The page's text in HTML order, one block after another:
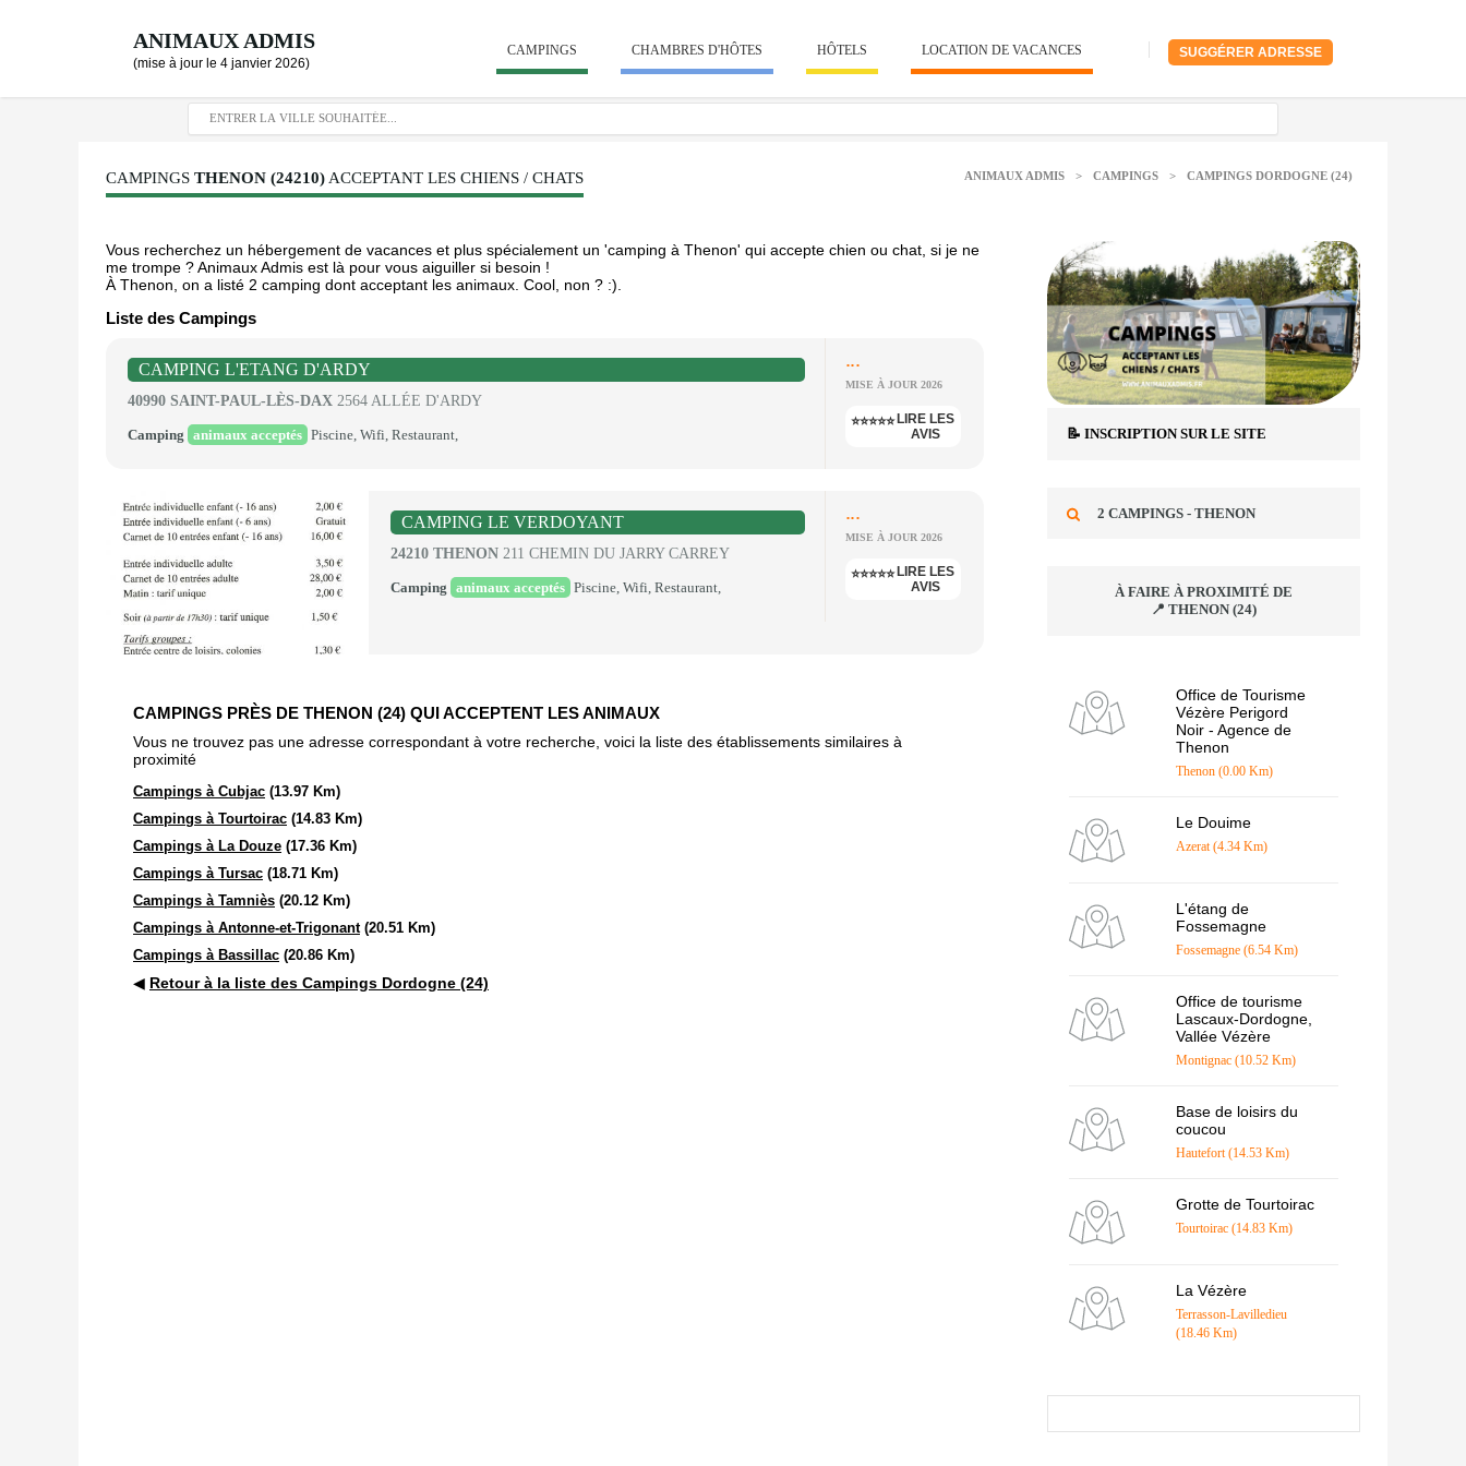
ANIMAUX ADMIS
(mise à jour le 4 janvier 2026)
SUGGÉRER ADRESSE
CAMPINGS CHAMBRES D'HÔTES HÔTELS LOCATION DE VACANCES
CAMPINGS THENON (24210) ACCEPTANT LES CHIENS / CHATS ANIMAUX ADMIS > CAMPINGS > CAMPINGS DORDOGNE (24)
Vous recherchez un hébergement de vacances et plus spécialement un 'camping à Thenon' qui accepte chien ou chat, si je ne
me trompe ? Animaux Admis est là pour vous aiguiller si besoin !
À Thenon, on a listé 2 camping dont acceptant les animaux. Cool, non ? :).
Liste des Campings
CAMPING L'ETANG D'ARDY
40990 SAINT-PAUL-LÈS-DAX 2564 ALLÉE D'ARDY
Camping animaux acceptés Piscine, Wifi, Restaurant,
...
MISE À JOUR 2026
⭐⭐⭐⭐⭐ LIRE LES
AVIS
CAMPING LE VERDOYANT
24210 THENON 211 CHEMIN DU JARRY CARREY
Camping animaux acceptés Piscine, Wifi, Restaurant,
...
MISE À JOUR 2026
⭐⭐⭐⭐⭐ LIRE LES
AVIS
CAMPINGS PRÈS DE THENON (24) QUI ACCEPTENT LES ANIMAUX
Vous ne trouvez pas une adresse correspondant à votre recherche, voici la liste des établissements similaires à
proximité
Campings à Cubjac (13.97 Km)
Campings à Tourtoirac (14.83 Km)
Campings à La Douze (17.36 Km)
Campings à Tursac (18.71 Km)
Campings à Tamniès (20.12 Km)
Campings à Antonne-et-Trigonant(20.51 Km)
Campings à Bassillac (20.86 Km)
◀ Retour à la liste des Campings Dordogne (24)
📝 INSCRIPTION SUR LE SITE
2 CAMPINGS - THENON
À FAIRE À PROXIMITÉ DE
📍 THENON (24)
Office de Tourisme
Vézère Perigord
Noir - Agence de
Thenon
Thenon (0.00 Km)
Le Douime
Azerat (4.34 Km)
L'étang de
Fossemagne
Fossemagne (6.54 Km)
Office de tourisme
Lascaux-Dordogne,
Vallée Vézère
Montignac (10.52 Km)
Base de loisirs du
coucou
Hautefort (14.53 Km)
Grotte de Tourtoirac
Tourtoirac (14.83 Km)
La Vézère
Terrasson-Lavilledieu
(18.46 Km)